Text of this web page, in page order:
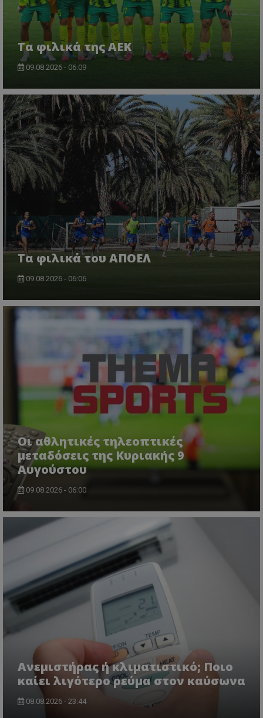
Τα φιλικά της ΑΕΚ
09.08.2026 - 06:09
Τα φιλικά του ΑΠΟΕΛ
09.08.2026 - 06:06
Οι αθλητικές τηλεοπτικές
μεταδόσεις της Κυριακής 9
Αυγούστου
09.08.2026 - 06:00
Ανεμιστήρας ή κλιματιστικό; Ποιο
καίει λιγότερο ρεύμα στον καύσωνα
08.08.2026 - 23:44